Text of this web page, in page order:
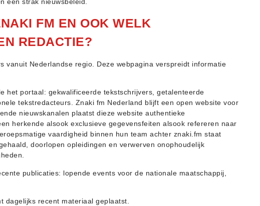
FM EN OOK WELK
REDACTIE?
vanuit Nederlandse regio. Deze webpagina verspreidt informatie
het portaal: gekwalificeerde tekstschrijvers, getalenteerde
tekstredacteurs. Znaki fm Nederland blijft een open website voor
nieuwskanalen plaatst dieze website authentieke
herkende alsook exclusieve gegevensfeiten alsook refereren naar
vaardigheid binnen hun team achter znaki.fm staat
doorlopen opleidingen en verwerven onophoudelijk
publicaties: lopende events voor de nationale maatschappij,
dagelijks recent materiaal geplaatst.